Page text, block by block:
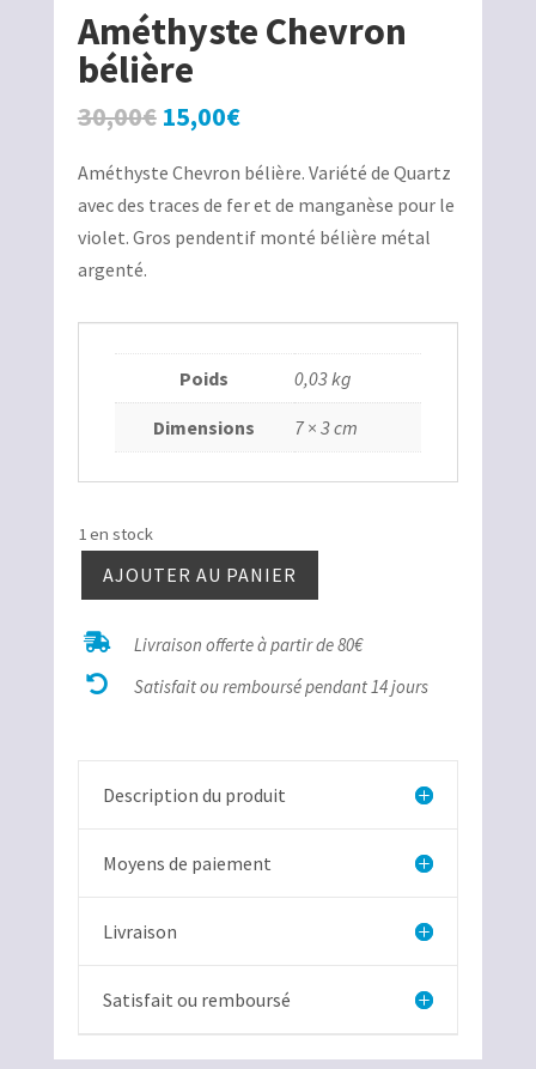
Améthyste Chevron
bélière
30,00€ Le
initial
était :
30,00€.
15,00€Le
actuel
est :
15,00€.
Améthyste Chevron bélière. Variété de Quartz
avec des traces de fer et de manganèse pour le
violet. Gros pendentif monté bélière métal
argenté.
Poids 0,03 kg
Dimensions 7 × 3 cm
1 en stock
quantité
Améthyste
Chevron
AJOUTER AU PANIER
 Livraison offerte à partir de 80€
 Satisfait ou remboursé pendant 14 jours
Description du produit
Moyens de paiement
Livraison
Satisfait ou remboursé